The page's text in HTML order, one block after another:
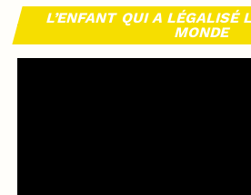
L’ENFANT QUI A LÉGALISÉ
MONDE